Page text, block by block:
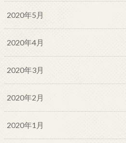
2020年5月
2020年4月
2020年3月
2020年2月
2020年1月